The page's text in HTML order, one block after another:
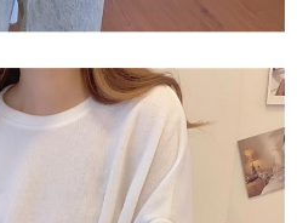
"Taiwan Mobile Co., Ltd." untuk
produk atau perkhidmatan melalui
dan kedai akan menyerahkan hak
syarikat ini untuk membayar bil
pembayaran menggunakan
akan memberikan maklumat peribadi